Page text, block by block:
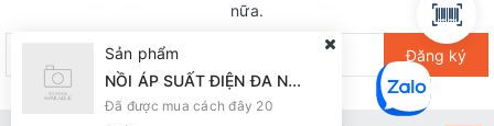
nữa.
Đăng ký
Sản phẩm
NỒI ÁP SUẤT ĐIỆN ĐA NĂNG SUNHOUSE SHD1656
Đã được mua cách đây 20